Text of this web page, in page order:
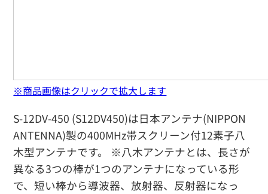
S-12DV-450 (S12DV450)は日本アンテナ(NIPPON
ANTENNA)製の400MHz帯スクリーン付12素子八
木型アンテナです。 ※八木アンテナとは、長さが
異なる3つの棒が1つのアンテナになっている形
で、短い棒から導波器、放射器、反射器になっ
※商品画像はクリックで拡大します